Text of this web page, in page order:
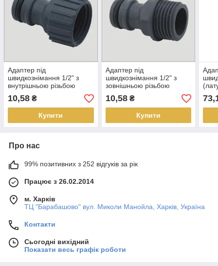
Адаптер під
швидкознімання 1/2" з
внутрішньою різьбою
10,58 ₴
Купити
Адаптер під
швидкознімання 1/2" з
зовнішньою різьбою
10,58₴
Купити
Про нас
99% позитивних з 252 відгуків за рік
Працює з 26.02.2014
м. Харків
ТЦ "Барабашово" вул. Миколи Манойла, Харків, Україна
Контакти
Сьогодні вихідний
Показати весь графік роботи